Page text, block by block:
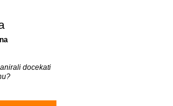
docekati